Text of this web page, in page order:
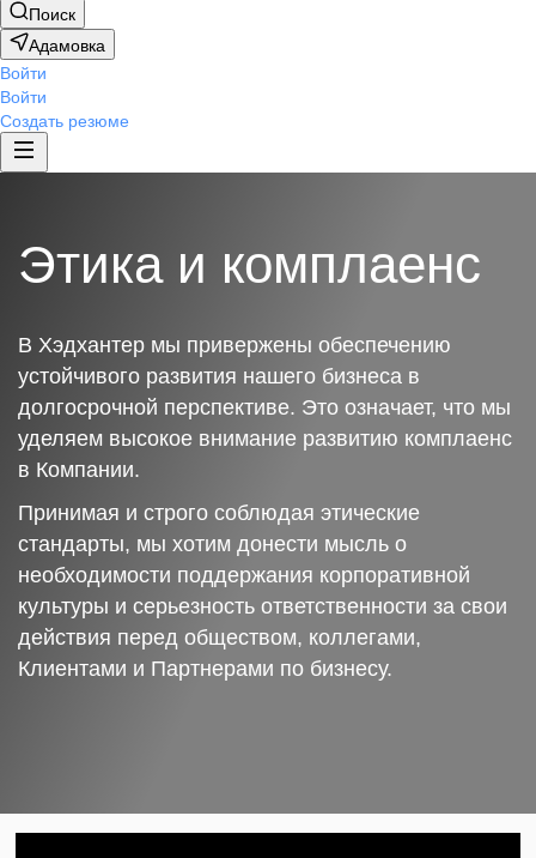
Поиск
Адамовка
Войти
Войти
Создать резюме
Этика и комплаенс
В Хэдхантер мы привержены обеспечению
устойчивого развития нашего бизнеса в
долгосрочной перспективе. Это означает, что мы
уделяем высокое внимание развитию комплаенс
в Компании.
Принимая и строго соблюдая этические
стандарты, мы хотим донести мысль о
необходимости поддержания корпоративной
культуры и серьезность ответственности за свои
действия перед обществом, коллегами,
Клиентами и Партнерами по бизнесу.